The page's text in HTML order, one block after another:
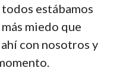
estábamos
miedo que
con nosotros y